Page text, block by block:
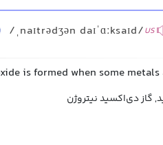
/ˌnaɪtrədʒən daɪˈɑːksaɪd/US
is formed when some
گاز دی‌اکسید نیتروژن